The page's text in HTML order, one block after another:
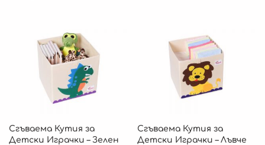
Сгъваема Кутия за
Детски Играчки – Зелен
Сгъваема Кутия за
Детски Играчки – Лъвче